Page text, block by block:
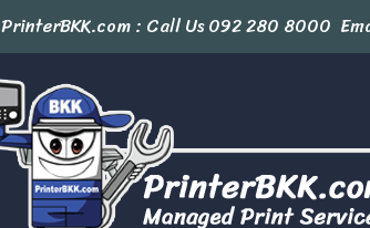
PrinterBKK.com : Call Us092 280 8000